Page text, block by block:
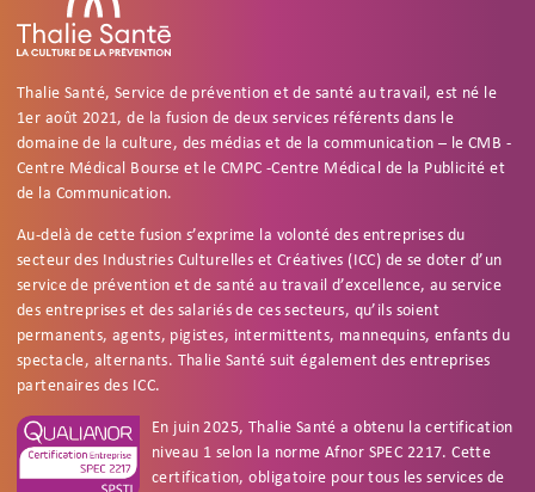
Thalie Santé, Service de prévention et de santé au travail, est né le
1er août 2021, de la fusion de deux services référents dans le
domaine de la culture, des médias et de la communication – le CMB -
Centre Médical Bourse et le CMPC -Centre Médical de la Publicité et
de la Communication.
Au-delà de cette fusion s’exprime la volonté des entreprises du
secteur des Industries Culturelles et Créatives (ICC) de se doter d’un
service de prévention et de santé au travail d’excellence, au service
des entreprises et des salariés de ces secteurs, qu’ils soient
permanents, agents, pigistes, intermittents, mannequins, enfants du
spectacle, alternants. Thalie Santé suit également des entreprises
partenaires des ICC.
En juin 2025, Thalie Santé a obtenu la certification
niveau 1 selon la norme Afnor SPEC 2217. Cette
certification, obligatoire pour tous les services de